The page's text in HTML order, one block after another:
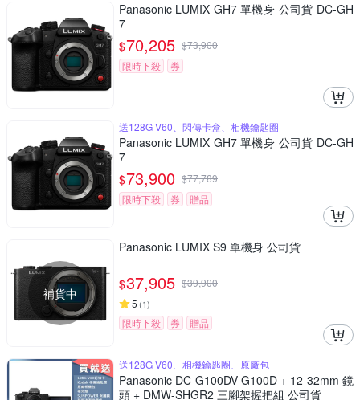
Panasonic LUMIX GH7 單機身 公司貨 DC-GH
7
$70,205 $73,900
限時下殺
券
送128G V60、閃傳卡盒、相機鑰匙圈
Panasonic LUMIX GH7 單機身 公司貨 DC-GH
7
$73,900 $77,789
限時下殺
券 贈品
補貨中
Panasonic LUMIX S9 單機身 公司貨
$37,905 $39,900
5 (1)
限時下殺 券 贈品
送128G V60、相機鑰匙圈、原廠包
Panasonic DC-G100DV G100D + 12-32mm 鏡
頭 + DMW-SHGR2 三腳架握把組 公司貨